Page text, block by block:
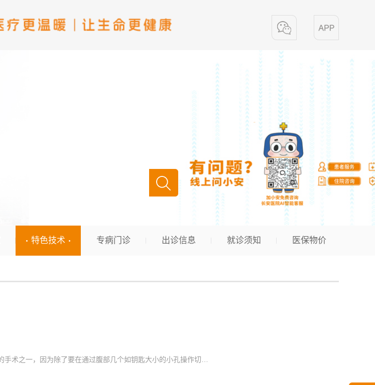
特色技术 专病门诊 出诊信息 就诊须知 医保物价